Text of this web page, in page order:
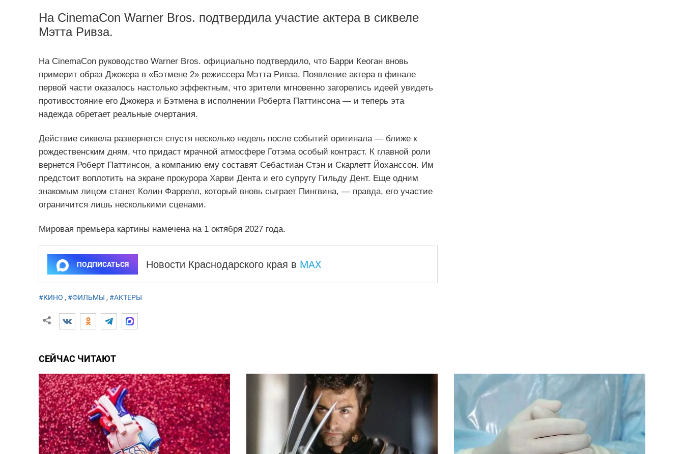
На CinemaCon Warner Bros. подтвердила участие актера в сиквеле
Мэтта Ривза.
На CinemaCon руководство Warner Bros. официально подтвердило, что Барри Кеоган вновь
примерит образ Джокера в «Бэтмене 2» режиссера Мэтта Ривза. Появление актера в финале
первой части оказалось настолько эффектным, что зрители мгновенно загорелись идеей увидеть
противостояние его Джокера и Бэтмена в исполнении Роберта Паттинсона — и теперь эта
надежда обретает реальные очертания.
Действие сиквела развернется спустя несколько недель после событий оригинала — ближе к
рождественским дням, что придаст мрачной атмосфере Готэма особый контраст. К главной роли
вернется Роберт Паттинсон, а компанию ему составят Себастиан Стэн и Скарлетт Йоханссон. Им
предстоит воплотить на экране прокурора Харви Дента и его супругу Гильду Дент. Еще одним
знакомым лицом станет Колин Фаррелл, который вновь сыграет Пингвина, — правда, его участие
ограничится лишь несколькими сценами.
Мировая премьера картины намечена на 1 октября 2027 года.
ПОДПИСАТЬСЯ Новости Краснодарского края в MAX
#КИНО , #ФИЛЬМЫ , #АКТЕРЫ
СЕЙЧАС ЧИТАЮТ